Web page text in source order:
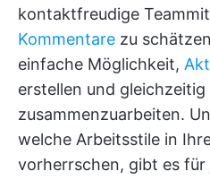
kontaktfreudige
Kommentare zu
einfache Möglichkeit,
erstellen und
zusammenzuarbeiten.
welche Arbeitsstile in
vorherrschen, gibt es für